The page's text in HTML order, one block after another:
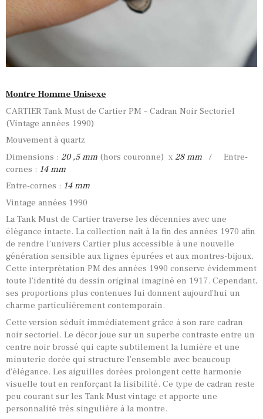
Montre Homme Unisexe
CARTIER Tank Must de Cartier PM – Cadran Noir Sectoriel
(Vintage années 1990)
Mouvement à quartz
Dimensions : 20 ,5 mm (hors couronne) x 28 mm
/ Entre-
cornes : 14 mm
Entre-cornes : 14 mm
Vintage années 1990
La Tank Must de Cartier traverse les décennies avec une
élégance intacte. La collection naît à la fin des années 1970 afin
de rendre l’univers Cartier plus accessible à une nouvelle
génération sensible aux lignes épurées et aux montres-bijoux.
Cette interprétation PM des années 1990 conserve évidemment
toute l’identité du dessin original imaginé en 1917. Cependant,
ses proportions plus contenues lui donnent aujourd’hui un
charme particulièrement contemporain.
Cette version séduit immédiatement grâce à son rare cadran
noir sectoriel. Le décor joue sur un superbe contraste entre un
centre noir brossé qui capte subtilement la lumière et une
minuterie dorée qui structure l’ensemble avec beaucoup
d’élégance. Les aiguilles dorées prolongent cette harmonie
visuelle tout en renforçant la lisibilité. Ce type de cadran reste
peu courant sur les Tank Must vintage et apporte une
personnalité très singulière à la montre.